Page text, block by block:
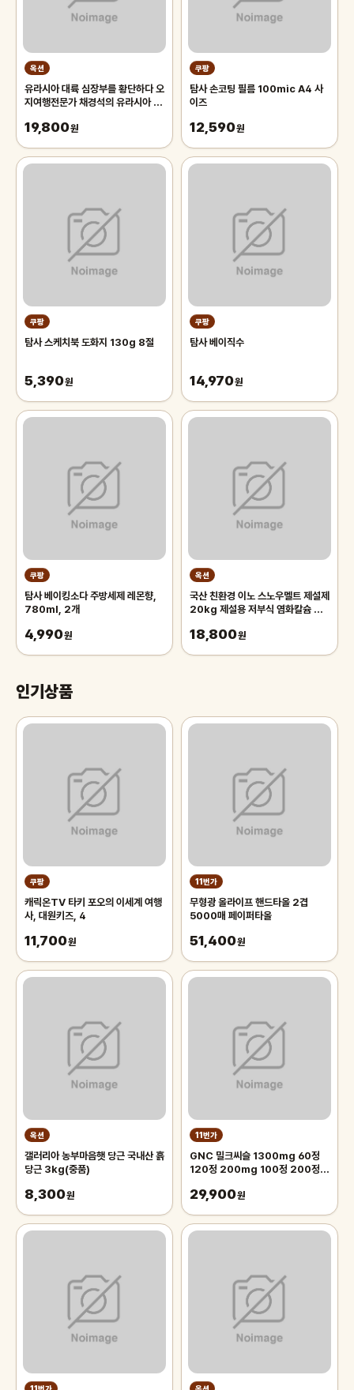
옥션
유라시아 대륙 심장부를 황단하다 오
지여행전문가 채경석의 유라시아 대
19,800원
쿠팡
탐사 손코팅 필름 100mic A4 사
이즈
12,590원
쿠팡
탐사 스케치북 도화지 130g 8절
5,390원
쿠팡
탐사 베이직수
14,970원
쿠팡
탐사 베이킹소다 주방세제 레몬향,
780ml, 2개
4,990원
옥션
국산 친환경 이노 스노우멜트 제설제
20kg 제설용 저부식 염화칼슘 차
18,800원
인기상품
쿠팡
캐릭온TV 타키 포오의 이세계 여행
사, 대원키즈, 4
11,700원
11번가
무형광 올라이프 핸드타올 2겹
5000매 페이퍼타올
51,400원
옥션
갤러리아 농부마음햇 당근 국내산 흙
당근 3kg(중품)
8,300원
11번가
GNC 밀크씨슬 1300mg 60정
120정 200mg 100정 200정
29,900원